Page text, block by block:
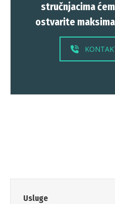
stručnjacima
ostvarite
Usluge